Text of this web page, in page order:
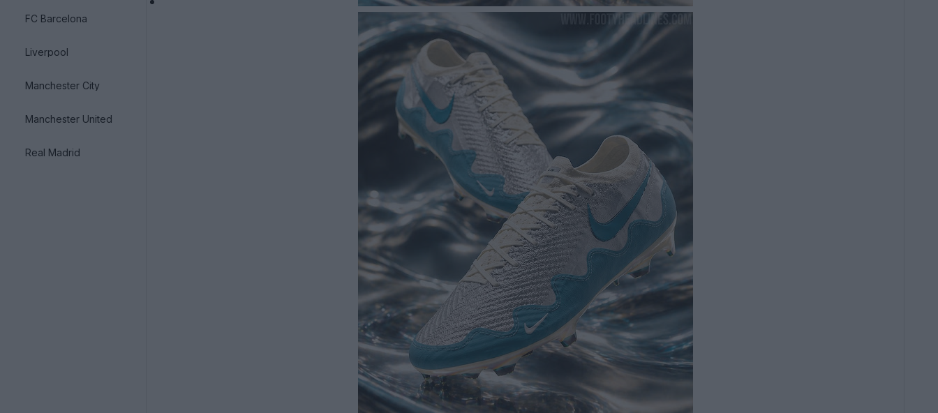
FC Barcelona
Liverpool
Manchester City
Manchester United
Real Madrid